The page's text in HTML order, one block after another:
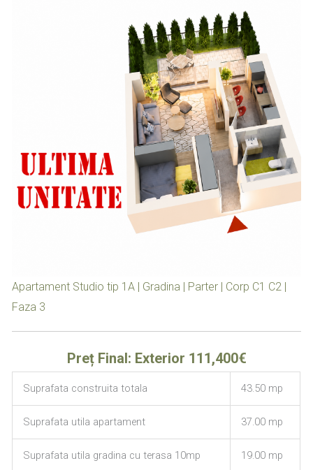
Apartament Studio tip 1A | Gradina | Parter | Corp C1 C2 |
Faza 3
Preț Final: Exterior 111,400€
Suprafata construita totala 43.50 mp
Suprafata utila apartament 37.00 mp
Suprafata utila gradina cu terasa 10mp 19.00 mp